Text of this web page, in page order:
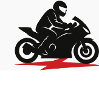
содержимому